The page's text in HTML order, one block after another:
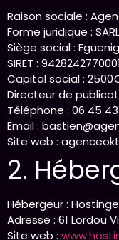
Raison sociale :
Forme juridique : SARL
Siège social :
SIRET :
Capital social :
Directeur de
Téléphone : 06 45
Email :
Site web :
2.
Hébergeur :
Adresse : 61 Lordou
Site web :